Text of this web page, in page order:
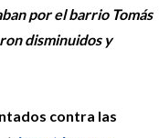
por el barrio Tomás
disminuidos y
contra las